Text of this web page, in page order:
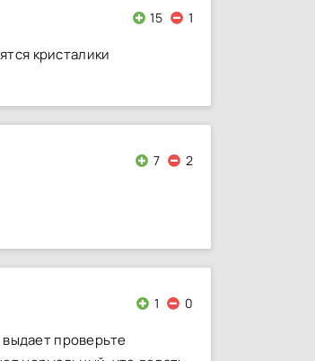
15 1
кристалики
7 2
1 0
проверьте